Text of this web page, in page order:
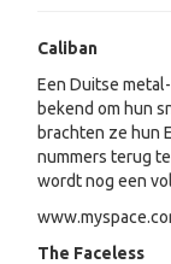
Caliban
Een Duitse
bekend om hun
brachten ze hun
nummers terug
wordt nog een
The Faceless